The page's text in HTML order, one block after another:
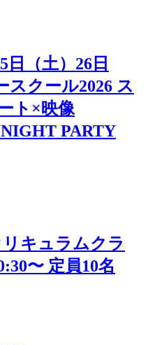
（土）26日
スクール2026 ス
ト×映像
PARTY
キュラムクラ
〜 定員10名